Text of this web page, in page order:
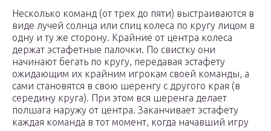
Несколько команд (от трех до пяти) выстраиваются в
виде лучей солнца или спиц колеса по кругу лицом в
одну и ту же сторону. Крайние от центра колеса
держат эстафетные палочки. По свистку они
начинают бегать по кругу, передавая эстафету
ожидающим их крайним игрокам своей команды, а
сами становятся в свою шеренгу с другого края (в
середину круга). При этом вся шеренга делает
полшага наружу от центра. Заканчивает эстафету
каждая команда в тот момент, когда начавший игру